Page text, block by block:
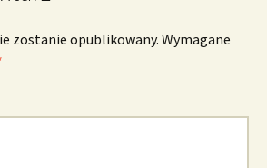
zostanie opublikowany. Wymagane